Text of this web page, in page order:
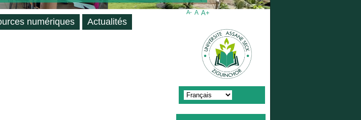
numériques Actualités
A- A A+